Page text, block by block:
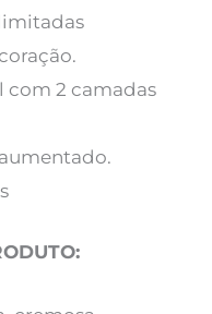
com 2 camadas